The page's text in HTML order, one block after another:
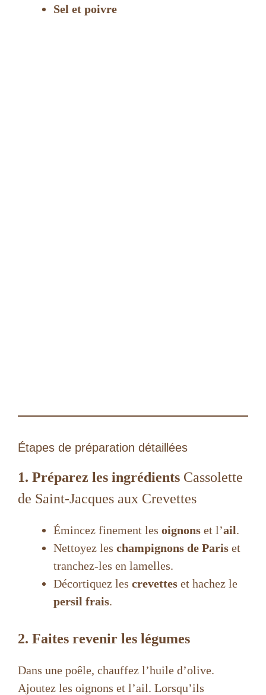
Sel et poivre
Étapes de préparation détaillées
1. Préparez les ingrédients Cassolette
de Saint-Jacques aux Crevettes
Émincez finement les oignons et l’ail.
Nettoyez les champignons de Paris et
tranchez-les en lamelles.
Décortiquez les crevettes et hachez le
persil frais.
2. Faites revenir les légumes
Dans une poêle, chauffez l’huile d’olive.
Ajoutez les oignons et l’ail. Lorsqu’ils